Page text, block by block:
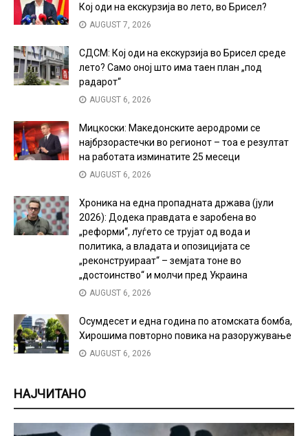
Кој оди на екскурзија во лето, во Брисел?
AUGUST 7, 2026
СДСМ: Кој оди на екскурзија во Брисел среде
лето? Само оној што има таен план „под
радарот“
AUGUST 6, 2026
Мицкоски: Македонските аеродроми се
најбрзорастечки во регионот – тоа е резултат
на работата изминатите 25 месеци
AUGUST 6, 2026
Хроника на една пропадната држава (јули
2026): Додека правдата е заробена во
„реформи“, луѓето се трујат од вода и
политика, а владата и опозицијата се
„реконструираат“ – земјата тоне во
„достоинство“ и молчи пред Украина
AUGUST 6, 2026
Осумдесет и една година по атомската бомба,
Хирошима повторно повика на разоружување
AUGUST 6, 2026
НАЈЧИТАНО